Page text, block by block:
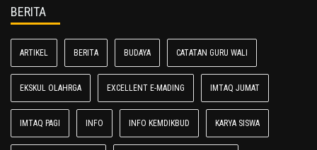
BERITA
ARTIKEL BERITA BUDAYA CATATAN GURU WALI
EKSKUL OLAHRGA EXCELLENT E-MADING IMTAQ JUMAT
IMTAQ PAGI INFO INFO KEMDIKBUD KARYA SISWA